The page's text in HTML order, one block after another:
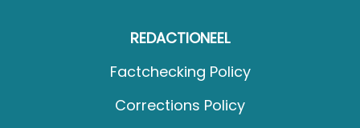
REDACTIONEEL
Factchecking Policy
Corrections Policy